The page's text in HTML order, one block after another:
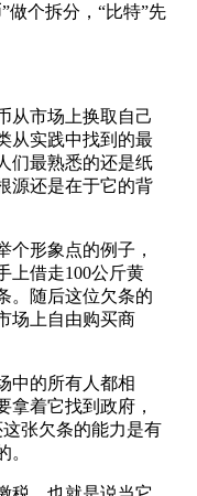
个拆分，“比特”先
市场上换取自己
从实践中找到的最
们最熟悉的还是纸
源还是在于它的背
形象点的例子，
上借走100公斤黄
。随后这位欠条的
场上自由购买商
的所有人都相
拿着它找到政府，
张欠条的能力是有
。